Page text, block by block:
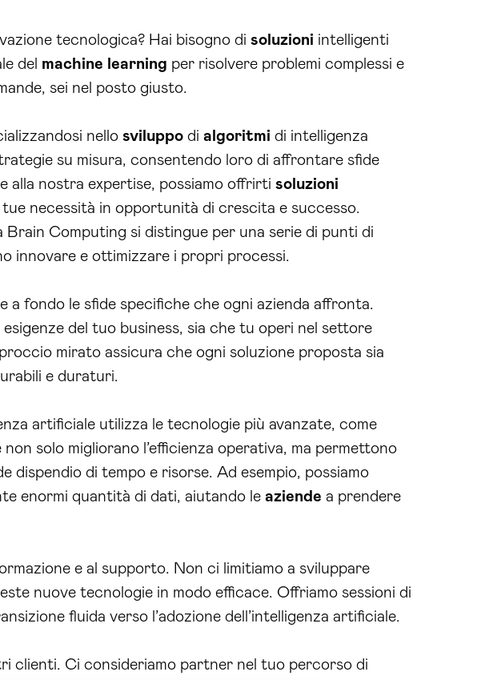
tecnologica? Hai bisogno di soluzioni intelligenti
del machine learning per risolvere problemi complessi e
sei nel posto giusto.
nello sviluppo di algoritmi di intelligenza
su misura, consentendo loro di affrontare sfide
alla nostra expertise, possiamo offrirti soluzioni
necessità in opportunità di crescita e successo.
Brain Computing si distingue per una serie di punti di
innovare e ottimizzare i propri processi.
fondo le sfide specifiche che ogni azienda affronta.
del tuo business, sia che tu operi nel settore
mirato assicura che ogni soluzione proposta sia
e duraturi.
artificiale utilizza le tecnologie più avanzate, come
solo migliorano l’efficienza operativa, ma permettono
di tempo e risorse. Ad esempio, possiamo
enormi quantità di dati, aiutando le aziende a prendere
e al supporto. Non ci limitiamo a sviluppare
nuove tecnologie in modo efficace. Offriamo sessioni di
fluida verso l’adozione dell’intelligenza artificiale.
clienti. Ci consideriamo partner nel tuo percorso di